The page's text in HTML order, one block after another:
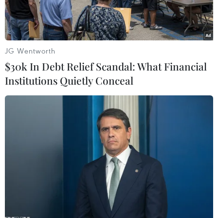
dân thoát các bẫy lừa đảo.
Ảnh minh họa. (Nguồn: Vietnam+)
Tình trạng lừa đảo tài chính nhằm chiếm đoạt
tài sản đang có xu hướng gia tăng và diễn biến
phức tạp, kèm theo các phương thức, thủ đoạn
JG Wentworth
$30k In Debt Relief Scandal: What Financial
Institutions Quietly Conceal